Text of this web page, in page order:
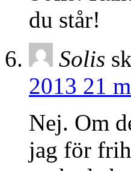
du står!
Solis
2013 21
Nej. Om
jag för